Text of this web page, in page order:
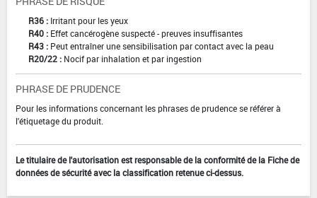
R36 : Irritant pour les yeux
R40 : Effet cancérogène suspecté - preuves insuffisantes
R43 : Peut entraîner une sensibilisation par contact avec la peau
R20/22 : Nocif par inhalation et par ingestion
PHRASE DE PRUDENCE
Pour les informations concernant les phrases de prudence se référer à
l'étiquetage du produit.
Le titulaire de l'autorisation est responsable de la conformité de la Fiche de
données de sécurité avec la classification retenue ci-dessus.